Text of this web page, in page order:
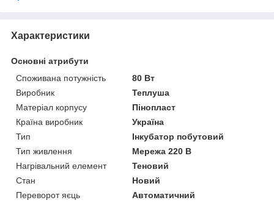
Характеристики
Основні атрибути
Споживана потужність
80 Вт
Виробник
Теплуша
Матеріал корпусу
Пінопласт
Країна виробник
Україна
Тип
Інкубатор побутовий
Тип живлення
Мережа 220 В
Нагрівальний елемент
Теновий
Стан
Новий
Переворот яєць
Автоматичний